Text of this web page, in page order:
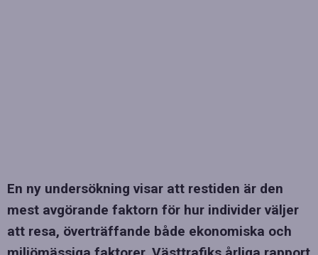
En ny undersökning visar att restiden är den
mest avgörande faktorn för hur individer väljer
att resa, överträffande både ekonomiska och